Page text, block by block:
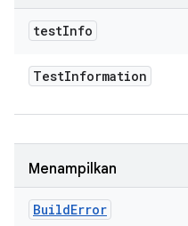
testInfo
TestInformation
Menampilkan
BuildError